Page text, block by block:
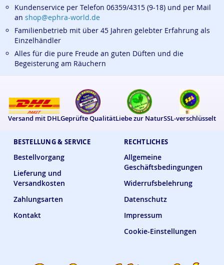
BESTELLUNG & SERVICE
Bestellvorgang
Lieferung und
Versandkosten
Zahlungsarten
Kontakt
RECHTLICHES
Allgemeine
Geschäftsbedingungen
Widerrufsbelehrung
Datenschutz
Impressum
Cookie-Einstellungen
Kundenservice per Telefon 06359/4315 (9-18) und per Mail
an shop@ephra-world.de
Familienbetrieb mit über 45 Jahren gelebter Erfahrung als
Einzelhändler
Alles für die pure Freude an guten Düften und die
Begeisterung am Räuchern
Versand mit DHLGeprüfte QualitätLiebe zur NaturSSL-verschlüsselt